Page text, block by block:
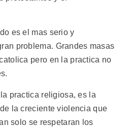
es el mas serio y
problema. Grandes masas
pero en la practica no
practica religiosa, es la
la creciente violencia que
solo se respetaran los